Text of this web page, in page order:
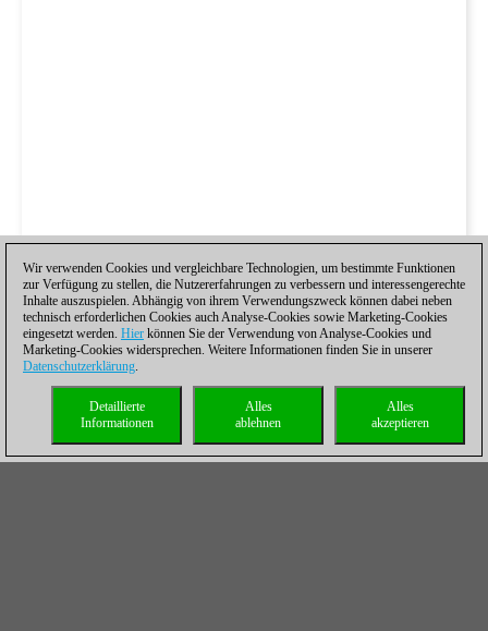
Wir verwenden Cookies und vergleichbare Technologien, um bestimmte Funktionen
zur Verfügung zu stellen, die Nutzererfahrungen zu verbessern und interessengerechte
Inhalte auszuspielen. Abhängig von ihrem Verwendungszweck können dabei neben
technisch erforderlichen Cookies auch Analyse-Cookies sowie Marketing-Cookies
eingesetzt werden. Hier können Sie der Verwendung von Analyse-Cookies und
Marketing-Cookies widersprechen. Weitere Informationen finden Sie in unserer
Datenschutzerklärung.
Alles
akzeptieren
Alles
ablehnen
Detaillierte
Informationen